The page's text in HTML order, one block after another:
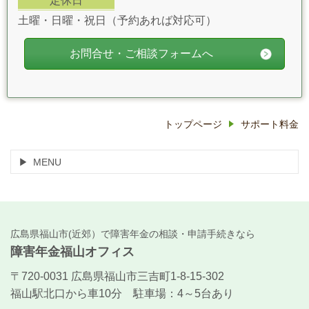
土曜・日曜・祝日（予約あれば対応可）
お問合せ・ご相談フォームへ
トップページ サポート料金
MENU
広島県福山市(近郊）で障害年金の相談・申請手続きなら
障害年金福山オフィス
〒720-0031 広島県福山市三吉町1-8-15-302
福山駅北口から車10分 駐車場：4～5台あり